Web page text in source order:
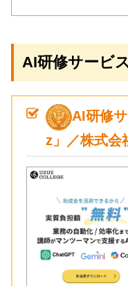
AI研修サービ
AI研修
z」／株式会